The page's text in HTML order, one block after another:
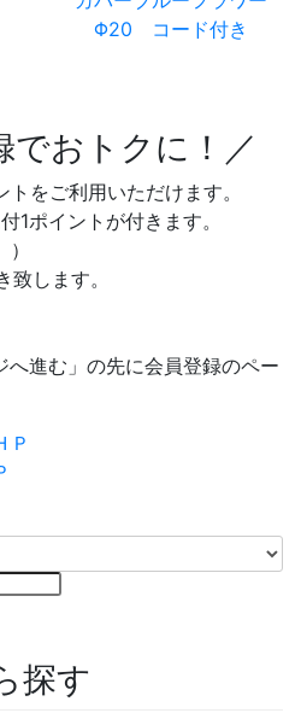
Φ20 コード付き
でおトクに！／
をご利用いただけます。
1ポイントが付きます。
します。
へ進む」の先に会員登録のペー
探す